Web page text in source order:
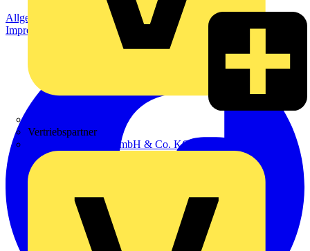
Vertriebspartner
Adalbert Zajadacz GmbH & Co. KG
Allgemeine Geschäftsbedingungen
Datenschutzerklärung
Impressum